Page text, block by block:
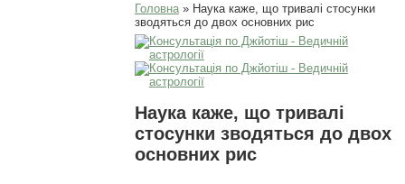
Ви є тут
Головна» Наука каже, що тривалі стосунки
зводяться до двох основних рис
Наука каже, що тривалі
стосунки зводяться до двох
основних рис